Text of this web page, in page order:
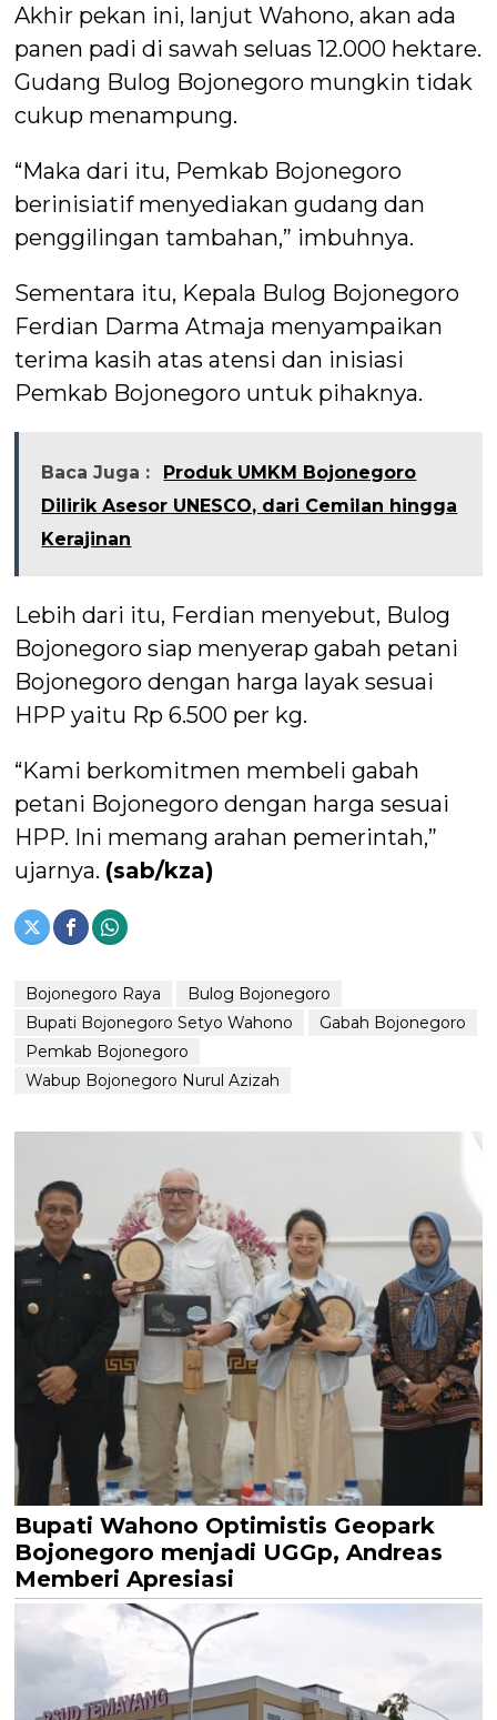
Akhir pekan ini, lanjut Wahono, akan ada
panen padi di sawah seluas 12.000 hektare.
Gudang Bulog Bojonegoro mungkin tidak
cukup menampung.
“Maka dari itu, Pemkab Bojonegoro
berinisiatif menyediakan gudang dan
penggilingan tambahan,” imbuhnya.
Sementara itu, Kepala Bulog Bojonegoro
Ferdian Darma Atmaja menyampaikan
terima kasih atas atensi dan inisiasi
Pemkab Bojonegoro untuk pihaknya.
Baca Juga :
Produk UMKM Bojonegoro
Dilirik Asesor UNESCO, dari Cemilan hingga
Kerajinan
Lebih dari itu, Ferdian menyebut, Bulog
Bojonegoro siap menyerap gabah petani
Bojonegoro dengan harga layak sesuai
HPP yaitu Rp 6.500 per kg.
“Kami berkomitmen membeli gabah
petani Bojonegoro dengan harga sesuai
HPP. Ini memang arahan pemerintah,”
ujarnya. (sab/kza)
Bojonegoro Raya
Bulog Bojonegoro
Bupati Bojonegoro Setyo Wahono
Gabah Bojonegoro
Pemkab Bojonegoro
Wabup Bojonegoro Nurul Azizah
Bupati Wahono Optimistis Geopark
Bojonegoro menjadi UGGp, Andreas
Memberi Apresiasi